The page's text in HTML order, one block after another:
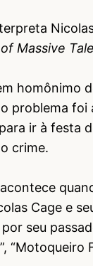
Massive
homônimo
problema foi
ir à festa
crime.
Cage e
seu
“Motoqueiro